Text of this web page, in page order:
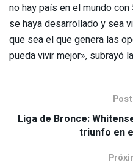
no hay país en el mundo
se haya desarrollado y sea
que sea el que genera las
pueda vivir mejor», subrayó
Liga de Bronce:
triunfo en